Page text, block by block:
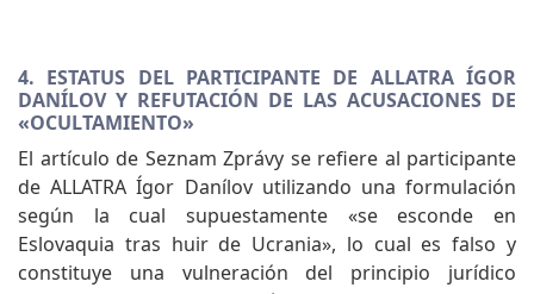
4. ESTATUS DEL PARTICIPANTE DE ALLATRA ÍGOR
DANÍLOV Y REFUTACIÓN DE LAS ACUSACIONES DE
«OCULTAMIENTO»
El artículo de Seznam Zprávy se refiere al participante
de ALLATRA Ígor Danílov utilizando una formulación
según la cual supuestamente «se esconde en
Eslovaquia tras huir de Ucrania», lo cual es falso y
constituye una vulneración del principio jurídico